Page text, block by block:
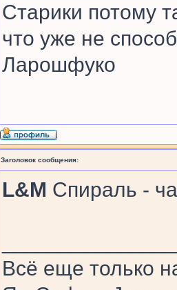
Старики потому
что уже не
Ларошфуко
Заголовок сообщения:
L&M Спираль -
Всё еще только